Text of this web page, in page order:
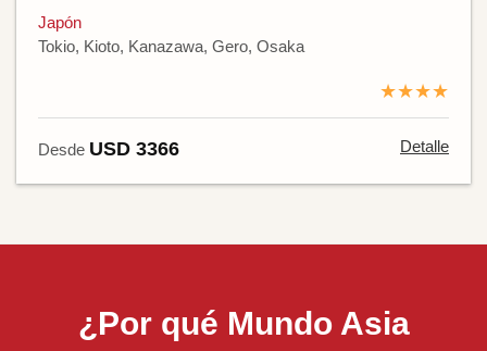
Japón
Tokio, Kioto, Kanazawa, Gero, Osaka
★★★★
Desde USD 3366 Detalle
¿Por qué Mundo Asia